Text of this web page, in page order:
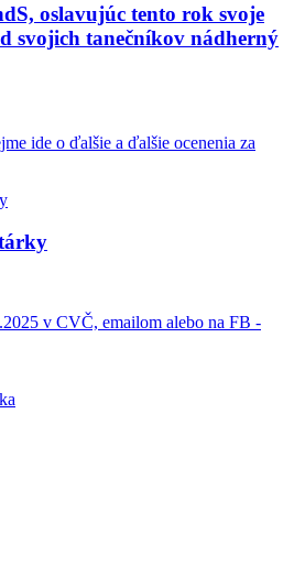
oslavujúc tento rok svoje
svojich tanečníkov nádherný
ide o ďalšie a ďalšie ocenenia za
v CVČ, emailom alebo na FB -